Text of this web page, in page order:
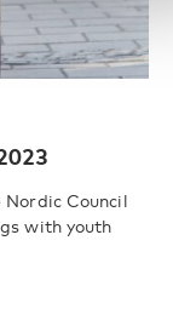
Council
with youth